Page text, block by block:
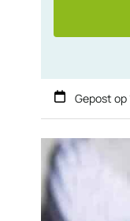
Gepost op